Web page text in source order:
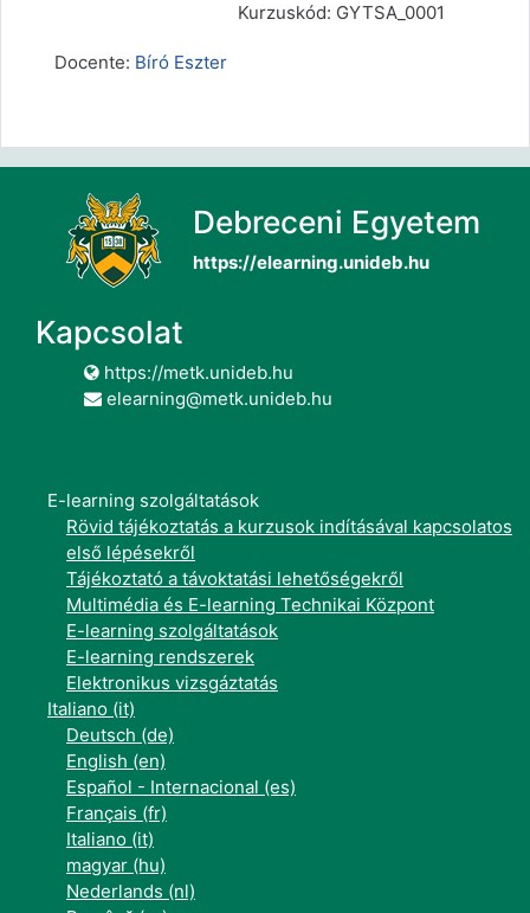
Kurzuskód: GYTSA_0001
Docente: Bíró Eszter
Debreceni Egyetem
https://elearning.unideb.hu
Kapcsolat
https://metk.unideb.hu
elearning@metk.unideb.hu
E-learning szolgáltatások
Rövid tájékoztatás a kurzusok indításával kapcsolatos
első lépésekről
Tájékoztató a távoktatási lehetőségekről
Multimédia és E-learning Technikai Központ
E-learning szolgáltatások
E-learning rendszerek
Elektronikus vizsgáztatás
Italiano ‎(it)‎
Deutsch ‎(de)‎
English ‎(en)‎
Español - Internacional ‎(es)‎
Français ‎(fr)‎
Italiano ‎(it)‎
magyar ‎(hu)‎
Nederlands ‎(nl)‎